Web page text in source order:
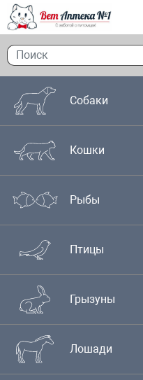
Собаки
Кошки
Рыбы
Птицы
Грызуны
Лошади